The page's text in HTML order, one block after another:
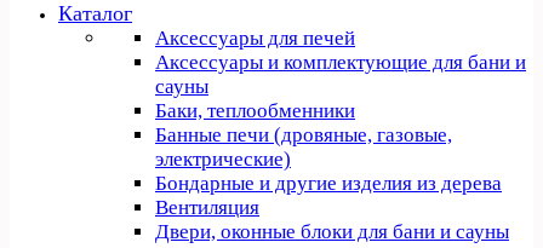
Каталог
Аксессуары для печей
Аксессуары и комплектующие для бани и
сауны
Баки, теплообменники
Банные печи (дровяные, газовые,
электрические)
Бондарные и другие изделия из дерева
Вентиляция
Двери, оконные блоки для бани и сауны